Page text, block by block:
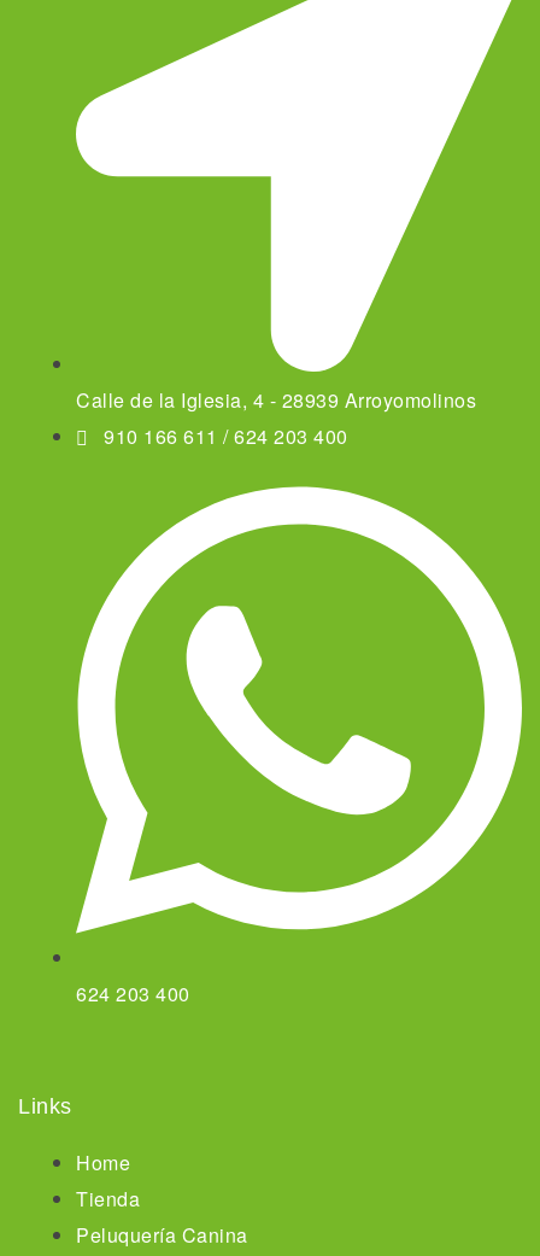
Calle de la Iglesia, 4 - 28939 Arroyomolinos
910 166 611 / 624 203 400
624 203 400
Links
Home
Tienda
Peluquería Canina